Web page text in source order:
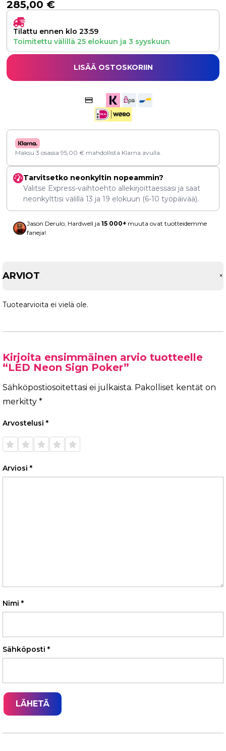
285,00 €
Tilattu ennen klo 23:59
Toimitettu välillä 25 elokuun ja 3 syyskuun
LISÄÄ OSTOSKORIIN
Maksu 3 osassa 95,00 € mahdollista Klarna avulla.
Tarvitsetko neonkyltin nopeammin?
Valitse Express-vaihtoehto allekirjoittaessasi ja saat
neonkylttisi välillä 13 ja 19 elokuun (6-10 työpäivää).
Jason Derulo, Hardwell ja 15 000+ muuta ovat tuotteidemme
faneja!
ARVIOT +
Tuotearvioita ei vielä ole.
Kirjoita ensimmäinen arvio tuotteelle
“LED Neon Sign Poker”
Sähköpostiosoitettasi ei julkaista. Pakolliset kentät on
merkitty *
Arvostelusi *
1/5
tähteä
2/5
tähteä
3/5
tähteä
4/5
tähteä
5/5
tähteä
Arviosi *
Nimi *
Sähköposti *